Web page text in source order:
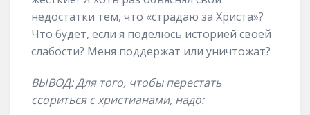
недостатки тем, что «страдаю за Христа»?
Что будет, если я поделюсь историей своей
слабости? Меня поддержат или уничтожат?
ВЫВОД:Для того, чтобыперестать
ссориться с христианами, надо: